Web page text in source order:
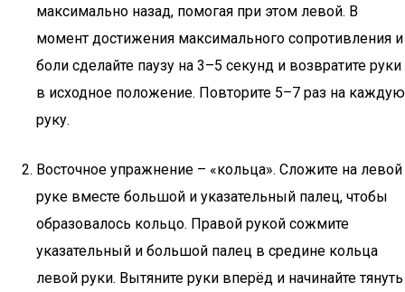
максимально назад, помогая при этом левой. В
момент достижения максимального сопротивления и
боли сделайте паузу на 3–5 секунд и возвратите руки
в исходное положение. Повторите 5–7 раз на каждую
руку.
Восточное упражнение – «кольца». Сложите на левой
руке вместе большой и указательный палец, чтобы
образовалось кольцо. Правой рукой сожмите
указательный и большой палец в средине кольца
левой руки. Вытяните руки вперёд и начинайте тянуть